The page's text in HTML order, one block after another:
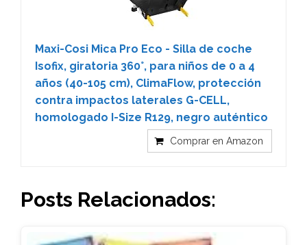
Maxi-Cosi Mica Pro Eco - Silla de coche
Isofix, giratoria 360°, para niños de 0 a 4
años (40-105 cm), ClimaFlow, protección
contra impactos laterales G-CELL,
homologado I-Size R129, negro auténtico
Comprar en Amazon
Posts Relacionados: